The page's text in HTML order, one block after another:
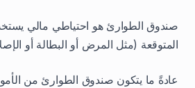
صندوق الطوارئ هو احتياطي مالي
المتوقعة (مثل المرض أو البطالة أو
عادةً ما يتكون صندوق الطوارئ من